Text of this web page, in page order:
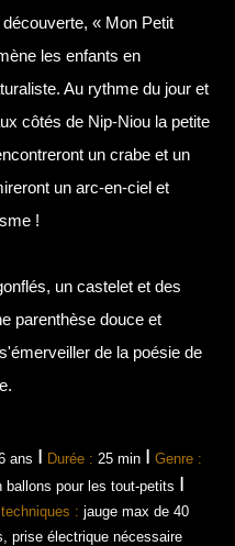
découverte, « Mon Petit
les enfants en
Au rythme du jour et
côtés de Nip-Niou la petite
un crabe et un
un arc-en-ciel et
!
un castelet et des
parenthèse douce et
de la poésie de
ans I Durée : 25 min I Genre :
ballons pour les tout-petits I
: jauge max de 40
prise électrique nécessaire